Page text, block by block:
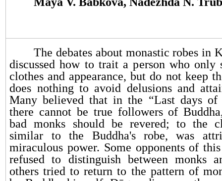
The debates about monastic robes in
discussed how to trait a person who only
clothes and appearance, but do not keep
does nothing to avoid delusions and
Many believed that in the “Last days of
there cannot be true followers of
bad monks should be revered; to the
similar to the Buddha's robe, was
miraculous power. Some opponents of
refused to distinguish between monks
others tried to return to the pattern of